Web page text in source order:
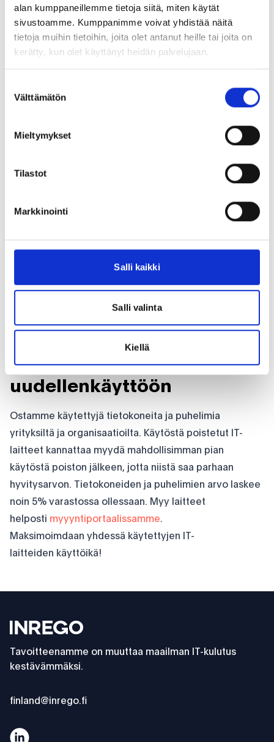
alan kumppaneillemme tietoja siitä, miten käytät
sivustoamme. Kumppanimme voivat yhdistää näitä
tietoja muihin tietoihin, joita olet antanut heille tai joita on
kerätty, kun olet käyttänyt heidän palvelujaan.
valinta
Välttämätön
Mieltymykset
Tilastot
Markkinointi
Salli kaikki
Salli valinta
Kiellä
Olen lukenut ja hyväksyn rekisteriselosteen.*
Käytetyt IT-laitteet
uudellenkäyttöön
Ostamme käytettyjä tietokoneita ja puhelimia
yrityksiltä ja organisaatioilta. Käytöstä poistetut IT-
laitteet kannattaa myydä mahdollisimman pian
käytöstä poiston jälkeen, jotta niistä saa parhaan
hyvitysarvon. Tietokoneiden ja puhelimien arvo laskee
noin 5% varastossa ollessaan. Myy laitteet
helposti myyyntiportaalissamme.
Maksimoimdaan yhdessä käytettyjen IT-
laitteiden käyttöikä!
Inrego
Tavoitteenamme on muuttaa maailman IT-kulutus
kestävämmäksi.
finland@inrego.fi
Palvelumme